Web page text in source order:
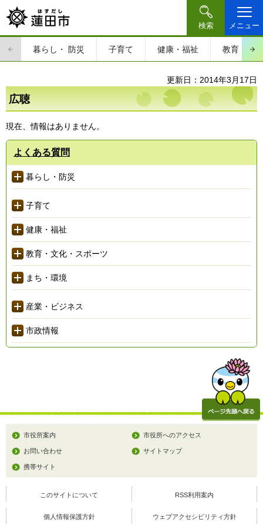
検索 メニュー
暮らし・ 防災 子育て 健康・福祉 教育・文
更新日：2014年3月17日
広聴
現在、情報はありません。
よくある質問
暮らし・防災
子育て
健康・福祉
教育・文化・スポーツ
まち・環境
産業・ビジネス
市政情報
市役所案内 市役所へのアクセス
お問い合わせ サイトマップ
携帯サイト
このサイトについて RSS利用案内
個人情報保護方針 ウェブアクセシビリティ方針